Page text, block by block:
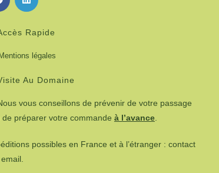
Rapide
Mentions légales
Au Domaine
vous conseillons de prévenir de votre passage
de préparer votre commande à l’avance.
possibles en France et à l’étranger : contact